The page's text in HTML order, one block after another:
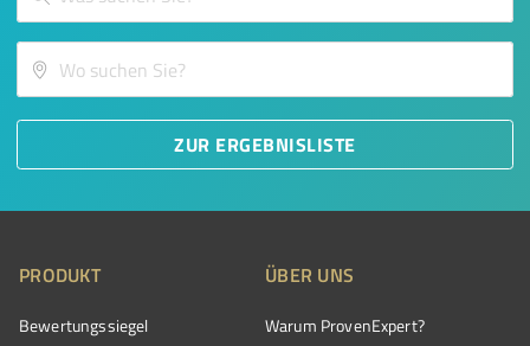
ZUR ERGEBNISLISTE
PRODUKT
Bewertungssiegel
ÜBER UNS
Warum ProvenExpert?